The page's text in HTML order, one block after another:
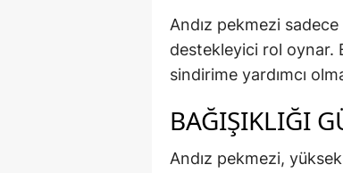
Andız pekmezi
destekleyici rol oynar.
sindirime yardımcı
BAĞIŞIKLIĞI
Andız pekmezi,